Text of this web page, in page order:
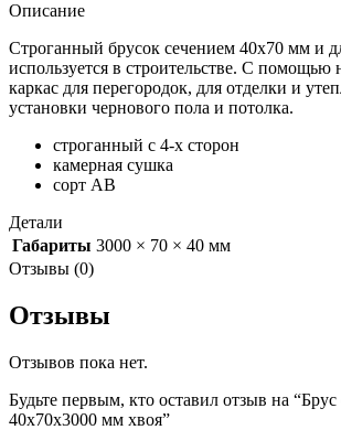
Описание
Строганный брусок сечением 40х70 мм и
используется в строительстве. С помощью
каркас для перегородок, для отделки и
установки чернового пола и потолка.
строганный с 4-х сторон
камерная сушка
сорт АВ
Детали
Габариты 3000 × 70 × 40 мм
Отзывы (0)
Отзывы
Отзывов пока нет.
Будьте первым, кто оставил отзыв на
40х70х3000 мм хвоя”